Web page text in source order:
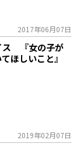
2017年06月07日
ス 『女の子が
ほしいこと』
2019年02月07日